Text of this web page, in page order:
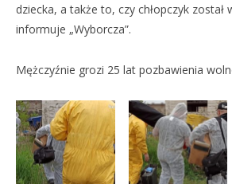
dziecka, a także to, czy chłopczyk został
informuje „Wyborcza”.
Mężczyźnie grozi 25 lat pozbawienia